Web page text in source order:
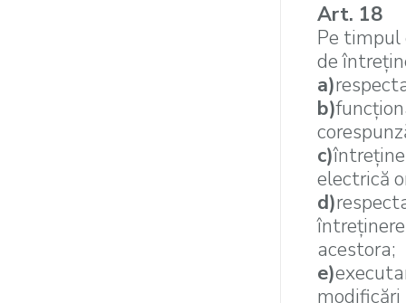
Art. 18
Pe
de
a)
b)
c)
electrică
d)
acestora;
e)